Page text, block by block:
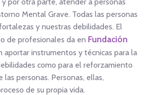
Mental Grave. Todas las personas
y nuestras debilidades. El
de profesionales da en Fundación
aportar instrumentos y técnicas para la
como para el reforzamiento
personas. Personas, ellas,
de su propia vida.